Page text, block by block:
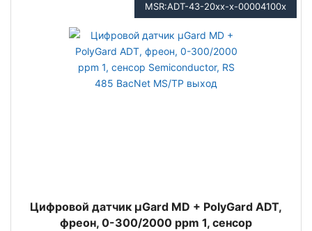
MSR:ADT-43-20xx-x-00004100x
Цифровой датчик µGard MD + PolyGard ADT,
фреон, 0-300/2000 ppm 1, сенсор